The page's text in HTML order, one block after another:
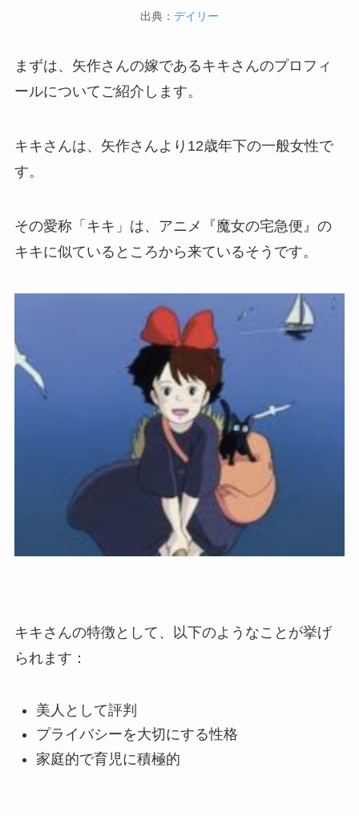
出典： デイリー
まずは、矢作さんの嫁であるキキさんのプロフィ
ールについてご紹介します。
キキさんは、矢作さんより12歳年下の一般女性で
す。
その愛称「キキ」は、アニメ『魔女の宅急便』の
キキに似ているところから来ているそうです。
キキさんの特徴として、以下のようなことが挙げ
られます：
美人として評判
プライバシーを大切にする性格
家庭的で育児に積極的